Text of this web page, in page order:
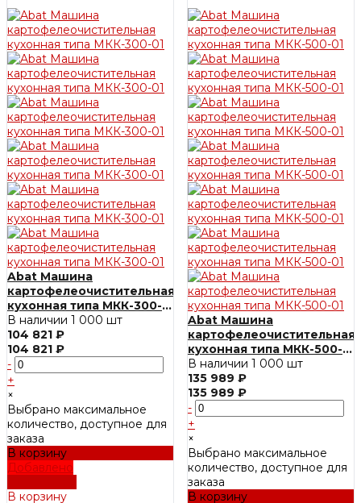
Abat Машина
картофелеочистительная
кухонная типа МКК-300-
01
В наличии 1 000 шт
104 821 ₽
104 821 ₽
-
+
×
Выбрано максимальное
количество, доступное для
заказа
В корзину
Добавлено
В корзину
Abat Машина
картофелеочистительная
кухонная типа МКК-500-
01
В наличии 1 000 шт
135 989 ₽
135 989 ₽
-
+
×
Выбрано максимальное
количество, доступное для
заказа
В корзину